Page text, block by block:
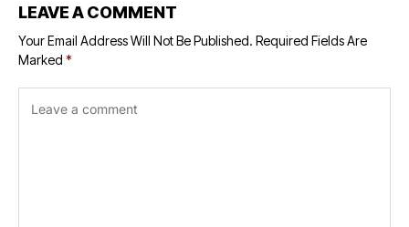
LEAVE A COMMENT
Your Email Address Will Not Be Published. Required Fields Are
Marked *